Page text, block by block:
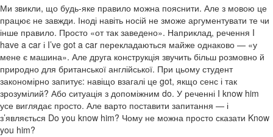
Ми звикли, що будь-яке правило можна пояснити. Але з мовою це
працює не завжди. Іноді навіть носій не зможе аргументувати те чи
інше правило. Просто «от так заведено». Наприклад, речення I
have a car і I’ve got a car перекладаються майже однаково — «у
мене є машина». Але друга конструкція звучить більш розмовно й
природно для британської англійської. При цьому студент
закономірно запитує: навіщо взагалі це got, якщо сенс і так
зрозумілий? Або ситуація з допоміжним do. У реченні I know him
усе виглядає просто. Але варто поставити запитання — і
з’являється Do you know him? Чому не можна просто сказати Know
you him?